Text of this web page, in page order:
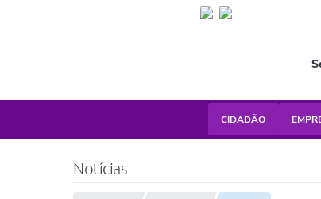
CIDADÃO
Notícias